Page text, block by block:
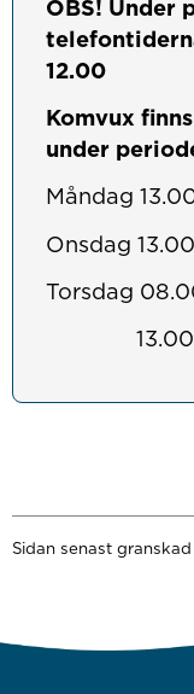
OBS! Under
12.00
Komvux
under
Måndag
Onsdag
Torsdag
13.00-
Sidan senast